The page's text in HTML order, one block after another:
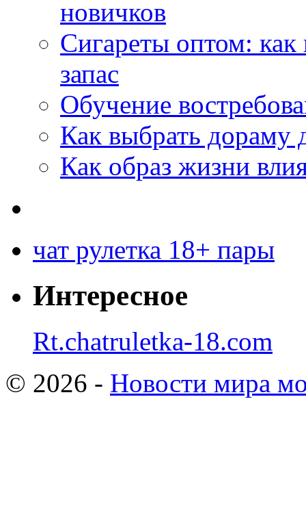
новичков
Сигареты оптом:
запас
Обучение
Как выбрать дораму
Как образ жизни
чат рулетка 18+ пары
Интересное
Rt.chatruletka-18.com
© 2026 - Новости мира